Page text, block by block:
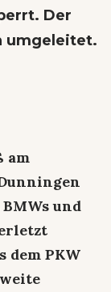
Der
umgeleitet.
am
und
dem PKW